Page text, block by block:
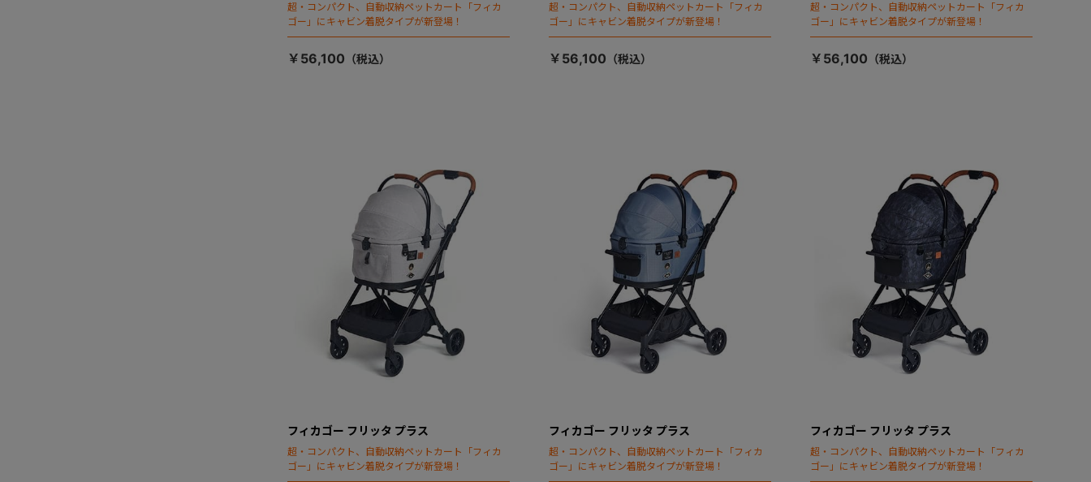
超・コンパクト、自動収納ペットカート「フィカ
ゴー」にキャビン着脱タイプが新登場！
￥56,100
超・コンパクト、自動収納ペットカート「フィカ
ゴー」にキャビン着脱タイプが新登場！
￥56,100
超・コンパクト、自動収納ペットカート「フィカ
ゴー」にキャビン着脱タイプが新登場！
￥56,100
フィカゴー フリッタ プラス
超・コンパクト、自動収納ペットカート「フィカ
ゴー」にキャビン着脱タイプが新登場！
フィカゴー フリッタ プラス
超・コンパクト、自動収納ペットカート「フィカ
ゴー」にキャビン着脱タイプが新登場！
フィカゴー フリッタ プラス
超・コンパクト、自動収納ペットカート「フィカ
ゴー」にキャビン着脱タイプが新登場！